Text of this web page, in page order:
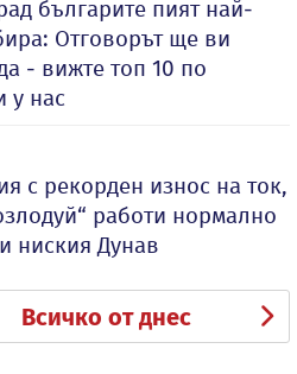
българите пият най-
Отговорът ще ви
- вижте топ 10 по
у нас
с рекорден износ на ток,
работи нормално
ниския Дунав
Всичко от днес